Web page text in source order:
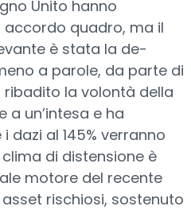
Unito hanno
accordo quadro, ma il
è stata la de-
a parole, da parte di
ribadito la volontà della
a un’intesa e ha
dazi al 145% verranno
di distensione è
motore del recente
rischiosi, sostenuto